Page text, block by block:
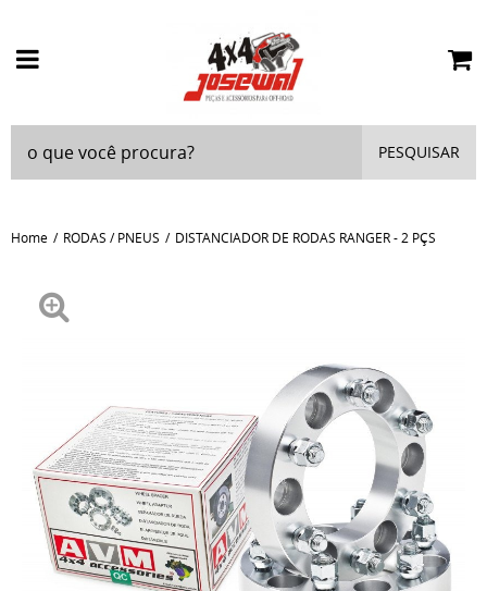
PESQUISAR
Home RODAS / PNEUS DISTANCIADOR DE RODAS RANGER - 2 PÇS